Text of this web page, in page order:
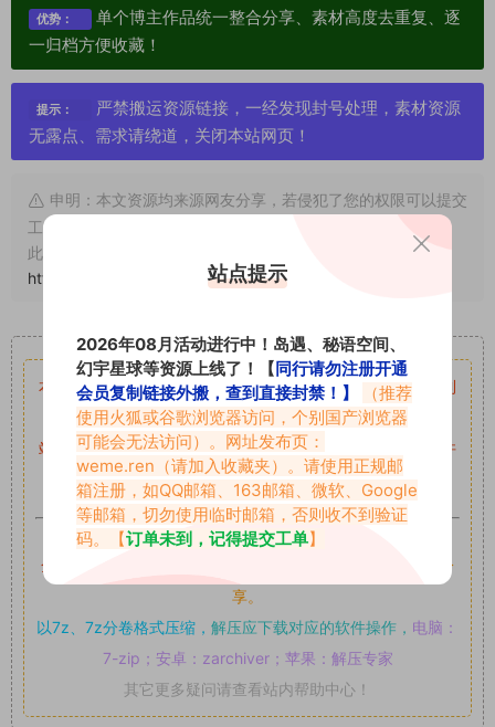
优势：
单个博主作品统一整合分享、素材高度去重复、逐
一归档方便收藏！
提示：
严禁搬运资源链接，一经发现封号处理，素材资源
无露点、需求请绕道，关闭本站网页！
申明：本文资源均来源网友分享，若侵犯了您的权限可以提交
工单处理。
此外本文章皆属于原创文章，转载请注明出处！原文链接：
https://www.vmiba.com/124.html
重要声明
本站资源均来自网络分享，如有侵犯你的权益请私信留言
收到
留言后，我们会第一时间进行审核后删除。
站内资源为网友个人学习或测试研究使用，未经原版权作者许
可,禁止用于任何商业途径！请在下载24小时内删除！
如果遇到付费才可获取的素材，建议升级
全站付费素材可提供补档服务
素材以主流网盘分
享。
以7z、7z分卷格式压缩， 解压应下载对应的软件操作， 电脑：
7-zip；安卓：zarchiver；苹果：解压专家
其它更多疑问请查看站内帮助中心！
站点提示
2026年08月活动进行中！岛遇、秘语空间、
幻宇星球等资源上线了！【同行请勿注册开通
会员复制链接外搬，查到直接封禁！】
（推荐
使用火狐或谷歌浏览器访问，个别国产浏览器
可能会无法访问）。网址发布页：
weme.ren （请加入收藏夹）。请使用正规邮
箱注册，如QQ邮箱、163邮箱、微软、Google
等邮箱，切勿使用临时邮箱，否则收不到验证
码。【订单未到，记得提交工单】